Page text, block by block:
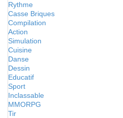
Rythme
Casse Briques
Compilation
Action
Simulation
Cuisine
Danse
Dessin
Educatif
Sport
Inclassable
MMORPG
Tir